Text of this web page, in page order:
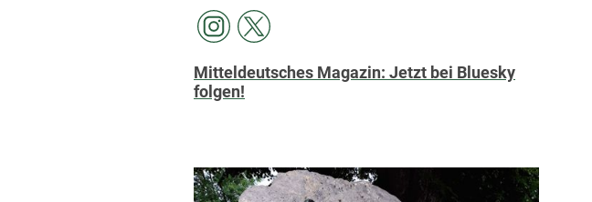
Mitteldeutsches Magazin: Jetzt bei Bluesky
folgen!